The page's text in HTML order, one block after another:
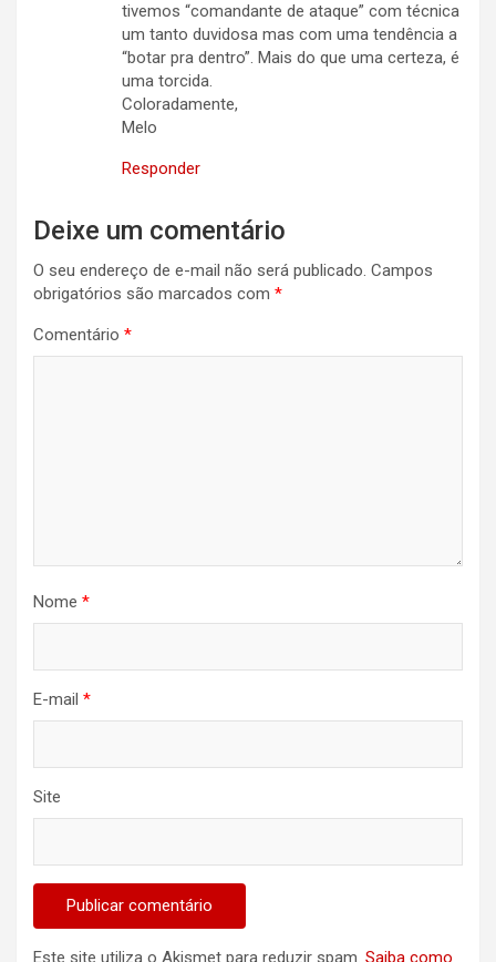
tivemos “comandante de ataque” com técnica
um tanto duvidosa mas com uma tendência a
“botar pra dentro”. Mais do que uma certeza, é
uma torcida.
Coloradamente,
Melo
Responder
Deixe um comentário
O seu endereço de e-mail não será publicado. Campos
obrigatórios são marcados com *
Comentário *
Nome *
E-mail *
Site
Este site utiliza o Akismet para reduzir spam. Saiba como